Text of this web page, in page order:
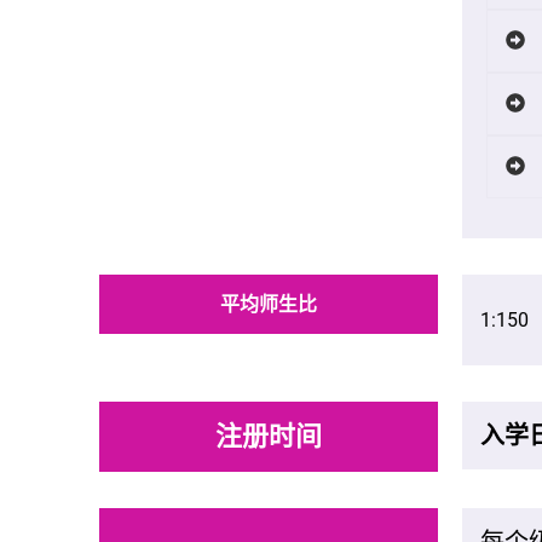
平均师生比
1:150
注册时间 入学